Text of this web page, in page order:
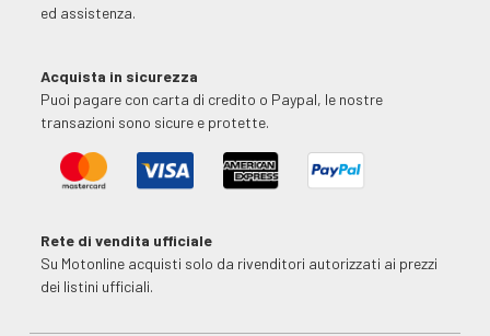
ed assistenza.
Acquista in sicurezza
Puoi pagare con carta di credito o Paypal, le nostre
transazioni sono sicure e protette.
Rete di vendita ufficiale
Su Motonline acquisti solo da rivenditori autorizzati ai prezzi
dei listini ufficiali.